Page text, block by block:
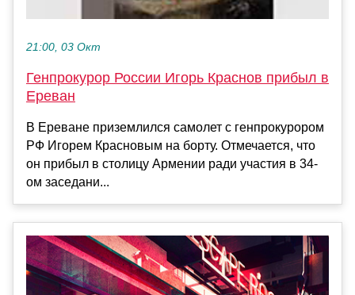
21:00, 03 Окт
Генпрокурор России Игорь Краснов прибыл в
Ереван
В Ереване приземлился самолет с генпрокурором
РФ Игорем Красновым на борту. Отмечается, что
он прибыл в столицу Армении ради участия в 34-
ом заседани...